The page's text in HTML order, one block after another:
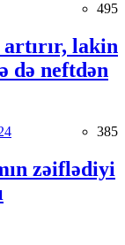
495
lakin
də neftdən
385
zəiflədiyi